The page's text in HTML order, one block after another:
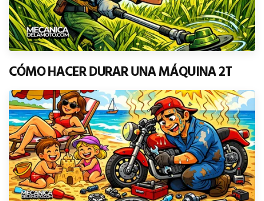
CÓMO HACER DURAR UNA MÁQUINA 2T